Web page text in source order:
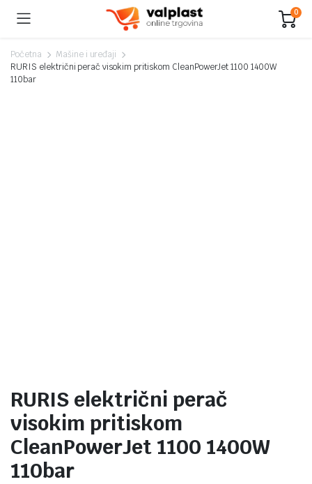
0
Početna
Mašine i uređaji
RURIS električni perač visokim pritiskom CleanPowerJet 1100 1400W
110bar
RURIS električni perač
visokim pritiskom
CleanPowerJet 1100 1400W
110bar